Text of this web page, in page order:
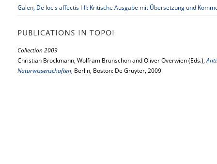
Galen, De locis affectis I-II: Kritische Ausgabe mit Übersetzung und
PUBLICATIONS IN TOPOI
Collection 2009
Christian Brockmann, Wolfram Brunschön and Oliver Overwien (Eds.),
Naturwissenschaften, Berlin, Boston: De Gruyter, 2009